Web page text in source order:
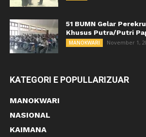
51 BUMN Gelar
Khusus Putra/Putri
MANOKWARI November 1,
KATEGORI E POPULLARIZUAR
MANOKWARI
NASIONAL
KAIMANA